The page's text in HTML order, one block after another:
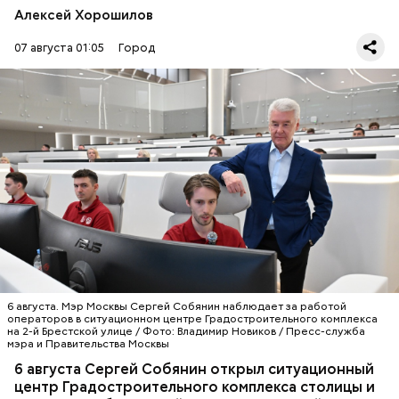
Алексей Хорошилов
07 августа 01:05 Город
6 августа. Мэр Москвы Сергей Собянин наблюдает за работой
операторов в ситуационном центре Градостроительного комплекса
на 2-й Брестской улице / Фото: Владимир Новиков / Пресс-служба
мэра и Правительства Москвы
6 августа Сергей Собянин открыл ситуационный
центр Градостроительного комплекса столицы и
В нем разместились службы мониторинга
строительных объектов Москвы и центр
управления чрезвычайными ситуациями на
стройплощадках. Отсюда будут контролироваться
все стройки столицы — сегодня их около 1,7
тысячи.
СТРОИТЕЛЬСТВО
МОСКВА
СЕРГЕЙ СОБЯНИН
Специалисты выполнили вычинку, то есть замену,
кирпича, сохраняя историческую систему кладки
16 века, и укрепили конструкции. Над кровлей
работали по большей части вручную, восстановили
позолоту на крестах и куполах. За последние 15 лет
в Москве привели в порядок 117 объектов
религиозного значения.